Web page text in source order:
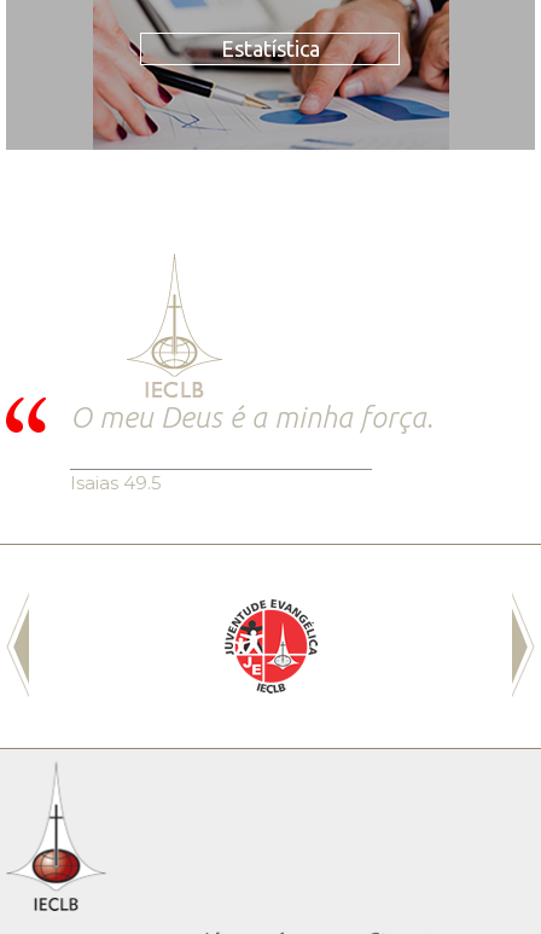
Estatística
O meu Deus é a minha força.
Isaias 49.5